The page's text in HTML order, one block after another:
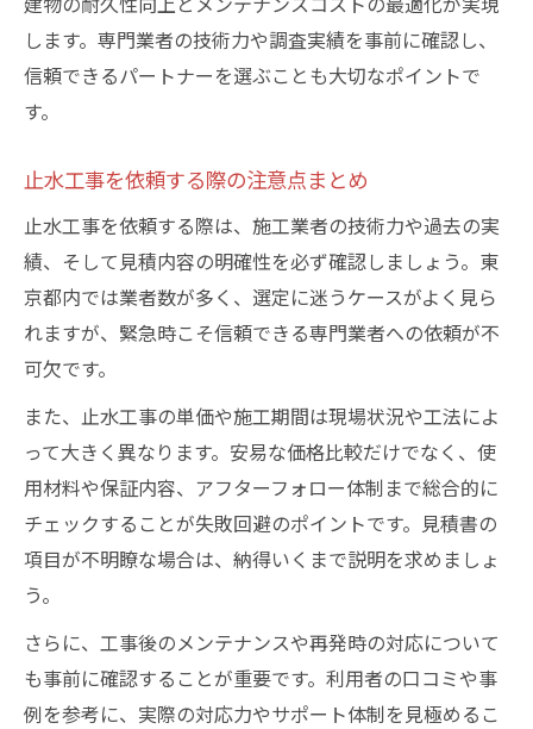
します。専門業者の技術力や調査実績を事前に確認し、
信頼できるパートナーを選ぶことも大切なポイントで
す。
止水工事を依頼する際の注意点まとめ
止水工事を依頼する際は、施工業者の技術力や過去の実
績、そして見積内容の明確性を必ず確認しましょう。東
京都内では業者数が多く、選定に迷うケースがよく見ら
れますが、緊急時こそ信頼できる専門業者への依頼が不
可欠です。
また、止水工事の単価や施工期間は現場状況や工法によ
って大きく異なります。安易な価格比較だけでなく、使
用材料や保証内容、アフターフォロー体制まで総合的に
チェックすることが失敗回避のポイントです。見積書の
項目が不明瞭な場合は、納得いくまで説明を求めましょ
う。
さらに、工事後のメンテナンスや再発時の対応について
も事前に確認することが重要です。利用者の口コミや事
例を参考に、実際の対応力やサポート体制を見極めるこ